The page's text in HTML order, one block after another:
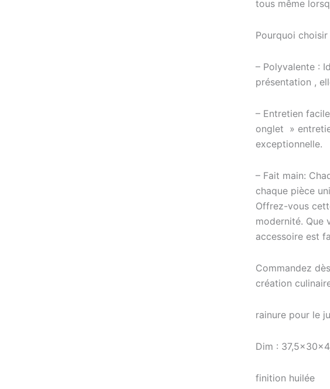
tous même
Pourquoi
– Polyvalente :
présentation ,
– Entretien
onglet »
exceptionnelle.
– Fait main:
chaque pièce
Offrez-vous
modernité. Que
accessoire est
Commandez
création
rainure pour le
Dim :
finition huilée